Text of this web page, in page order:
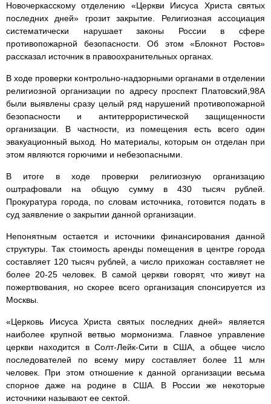
Новочеркасскому отделению «Церкви Иисуса Христа святых
последних дней» грозит закрытие. Религиозная ассоциация
систематически нарушает законы России в сфере
противопожарной безопасности. Об этом «Блокнот Ростов»
рассказал источник в правоохранительных органах.
В ходе проверки контрольно-надзорными органами в отделении
религиозной организации по адресу проспект Платовский,98А
были выявлены сразу целый ряд нарушений противопожарной
безопасности и антитеррористической защищенности
организации. В частности, из помещения есть всего один
эвакуационный выход. Но материалы, которым он отделан при
этом являются горючими и небезопасными.
В итоге в ходе проверки религиозную организацию
оштрафовали на общую сумму в 430 тысяч рублей.
Прокуратура города, по словам источника, готовится подать в
суд заявление о закрытии данной организации.
Непонятным остается и источники финансирования данной
структуры. Так стоимость аренды помещения в центре города
составляет 120 тысяч рублей, а число прихожан составляет не
более 20-25 человек. В самой церкви говорят, что живут на
пожертвования, но скорее всего организация спонсируется из
Москвы.
«Церковь Иисуса Христа святых последних дней» является
наиболее крупной ветвью мормонизма. Главное управление
церкви находится в Солт-Лейк-Сити в США, а общее число
последователей по всему миру составляет более 11 млн
человек. При этом отношение к данной организации весьма
спорное даже на родине в США. В России же некоторые
источники называют ее сектой.